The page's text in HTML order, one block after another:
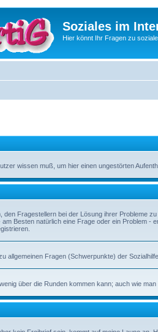
Soziales im
Hier könnt Ihr Fragen zu
wissen muß, um hier einen ungestörten
Fragestellern bei der Lösung ihrer Probleme
Besten natürlich eine Frage oder ein Problem -
allgemeinen Fragen (Schwerpunkte) der
über die Runden kommen kann; auch wie